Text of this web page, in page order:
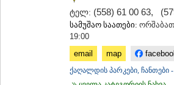
ტელ: (558) 61 00 63,
სამუშაო საათები:
19:00
email
map
ქაღალდის პარკები, ჩანთები